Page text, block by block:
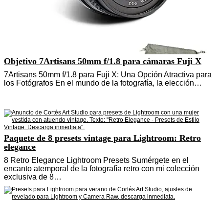
Objetivo 7Artisans 50mm f/1.8 para cámaras Fuji X
7Artisans 50mm f/1.8 para Fuji X: Una Opción Atractiva para
los Fotógrafos En el mundo de la fotografía, la elección…
Paquete de 8 presets vintage para Lightroom: Retro
elegance
8 Retro Elegance Lightroom Presets Sumérgete en el
encanto atemporal de la fotografía retro con mi colección
exclusiva de 8…